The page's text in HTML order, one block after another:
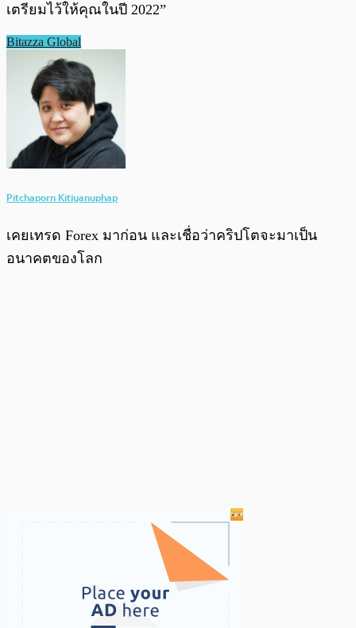
เตรียมไว้ให้คุณในปี 2022”
Bitazza Global
Pitchaporn Kitiyanuphap
เคยเทรด Forex มาก่อน และเชื่อว่าคริปโตจะมาเป็น
อนาคตของโลก